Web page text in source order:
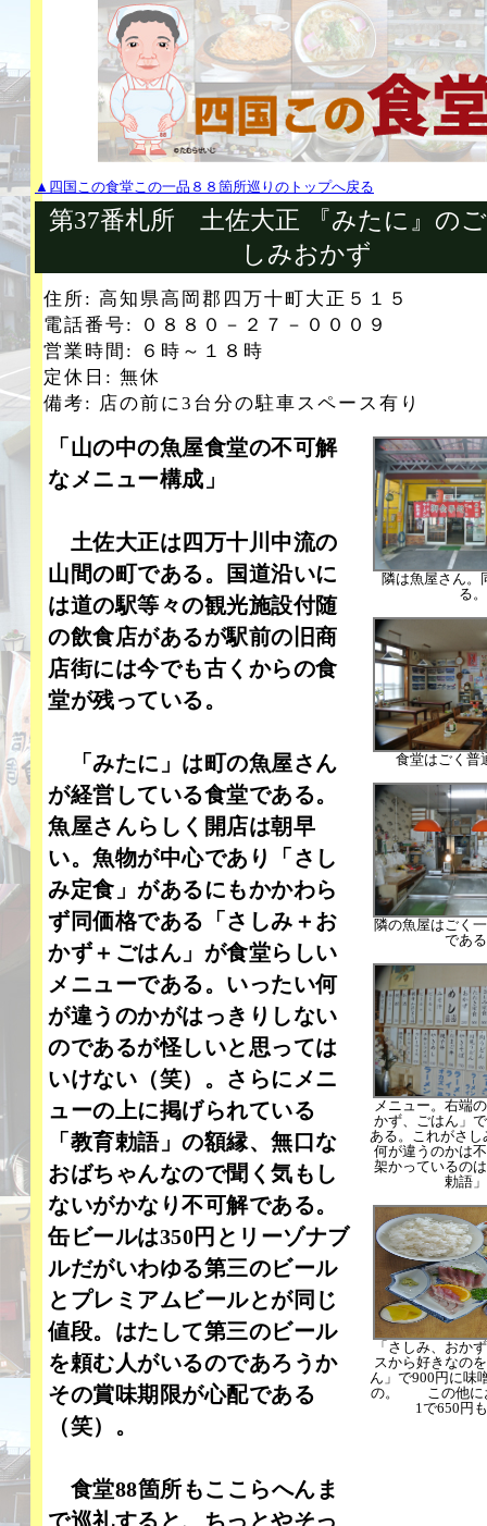
▲四国この食堂この一品８８箇所巡りのトップへ戻る
第37番札所 土佐大正 『みたに』の
しみおかず
住所: 高知県高岡郡四万十町大正５１５
電話番号: ０８８０－２７－０００９
営業時間: ６時～１８時
定休日: 無休
備考: 店の前に3台分の駐車スペース有り
「山の中の魚屋食堂の不可解
なメニュー構成」
土佐大正は四万十川中流の
山間の町である。国道沿いに
は道の駅等々の観光施設付随
の飲食店があるが駅前の旧商
店街には今でも古くからの食
堂が残っている。
「みたに」は町の魚屋さん
が経営している食堂である。
魚屋さんらしく開店は朝早
い。魚物が中心であり「さし
み定食」があるにもかかわら
ず同価格である「さしみ＋お
かず＋ごはん」が食堂らしい
メニューである。いったい何
が違うのかがはっきりしない
のであるが怪しいと思っては
いけない（笑）。さらにメニ
ューの上に掲げられている
「教育勅語」の額縁、無口な
おばちゃんなので聞く気もし
ないがかなり不可解である。
缶ビールは350円とリーゾナブ
ルだがいわゆる第三のビール
とプレミアムビールとが同じ
値段。はたして第三のビール
を頼む人がいるのであろうか
その賞味期限が心配である
（笑）。
食堂88箇所もここらへんま
で巡礼すると、ちっとやそっ
隣は魚屋さん。
る。
食堂はごく普
隣の魚屋はごく
であ
メニュー。右端
かず、ごはん」
ある。これがさし
何が違うのかは
架かっているの
勅語
「さしみ、おか
スから好きなの
ん」で900円に味
の。 この他に
1で650円